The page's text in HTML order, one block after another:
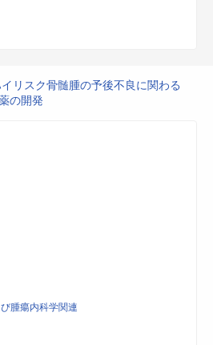
リスク骨髄腫の予後不良に関わる
の開発
腫瘍内科学関連